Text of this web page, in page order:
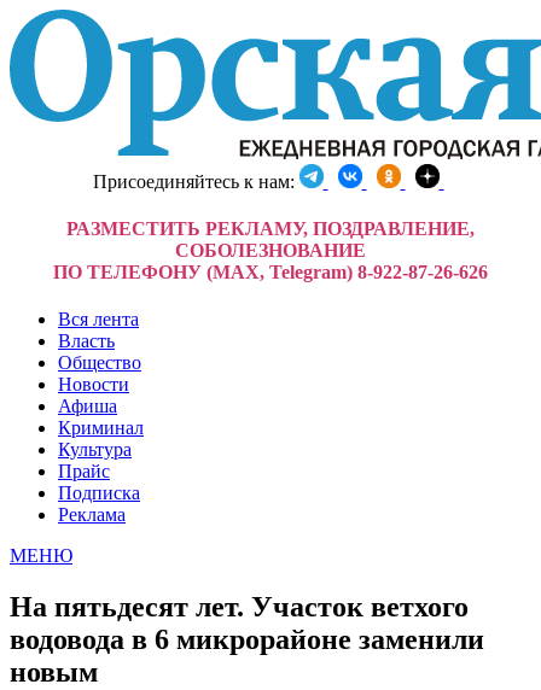
Присоединяйтесь к нам:
РАЗМЕСТИТЬ РЕКЛАМУ, ПОЗДРАВЛЕНИЕ,
СОБОЛЕЗНОВАНИЕ
ПО ТЕЛЕФОНУ (MAX, Telegram) 8-922-87-26-626
Вся лента
Власть
Общество
Новости
Афиша
Криминал
Культура
Прайс
Подписка
Реклама
МЕНЮ
На пятьдесят лет. Участок ветхого
водовода в 6 микрорайоне заменили
новым